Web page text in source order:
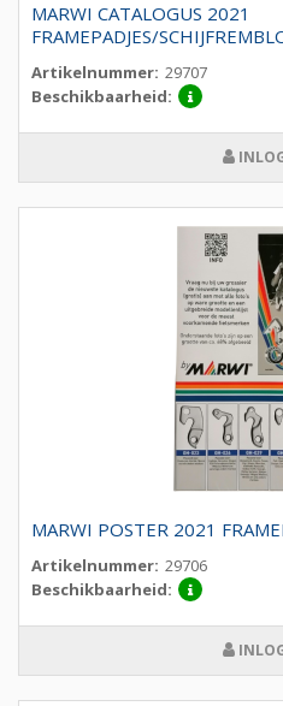
MARWI CATALOGUS 2021
FRAMEPADJES/
Artikelnummer: 29707
Beschikbaarheid:
MARWI POSTER 2021
Artikelnummer: 29706
Beschikbaarheid: